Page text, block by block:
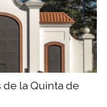
de la Quinta de